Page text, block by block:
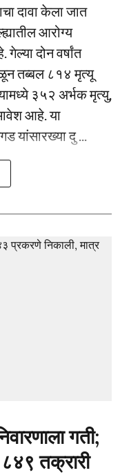
दावा केला जात
आरोग्य
दोन वर्षांत
तब्बल ८१४ मृत्यू
३५२ अर्भक मृत्यु,
आहे. या
यांसारख्या दु ...
गती;
तक्रारी